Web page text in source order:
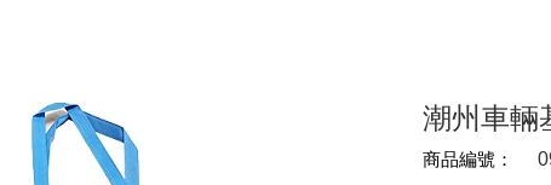
潮州車輛
商品編號：